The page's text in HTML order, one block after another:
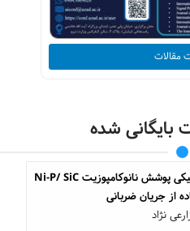
مقالات
بایگانی شده
بررسی خواص مکانیکی پوشش نانوکامپوزیت Ni-P/ SiC
از جریان ضربانی
نژاد